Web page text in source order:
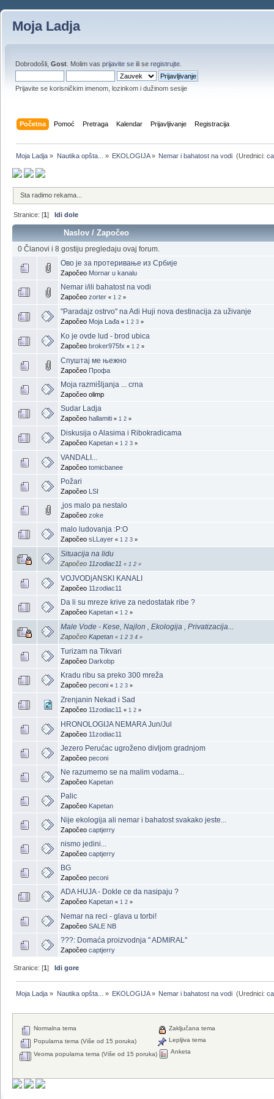
Moja Ladja
Dobrodošli, Gost . Molim vas prijavite se ili se registrujte
Prijavite se korisničkim imenom, lozinkom i dužinom sesije
Početna Pomoć Pretraga Kalendar Prijavljivanje Registracija
Moja Ladja » Nautika opšta... » EKOLOGIJA» Nemar i bahatost na vodi (Urednici:
Sta radimo rekama...
Stranice: [1]Idi dole
Naslov /Započeo
0 Članovi i 8 gostiju pregledaju ovaj forum.
Ово је за протеривање из Србије
Započeo Mornar u kanalu
Nemar i/ili bahatost na vodi
Započeo zorter « 1 2 »
"Paradajz ostrvo" na Adi Huji nova destinacija za uživanje
Započeo Moja Lađa « 1 2 3 »
Ko je ovde lud - brod ubica
Započeo broker975fx « 1 2 »
Спуштај ме њежно
Započeo Профа
Moja razmišljanja ... crna
Započeo olimp
Sudar Ladja
Započeo hallamiti « 1 2 »
Diskusija o Alasima i Ribokradicama
Započeo Kapetan « 1 2 3 »
VANDALI...
Započeo tomicbanee
Požari
Započeo LSI
‚jos malo pa nestalo
Započeo zoke
malo ludovanja :P:O
Započeo sLLayer « 1 2 3 »
Situacija na lidu
Započeo 11zodiac11 « 1 2 »
VOJVODjANSKI KANALI
Započeo 11zodiac11
Da li su mreze krive za nedostatak ribe ?
Započeo Kapetan « 1 2 »
Male Vode - Kese, Najlon , Ekologija , Privatizacija...
Započeo Kapetan « 1 2 3 4 »
Turizam na Tikvari
Započeo Darkobp
Kradu ribu sa preko 300 mreža
Započeo peconi « 1 2 3 »
Zrenjanin Nekad i Sad
Započeo 11zodiac11 « 1 2 »
HRONOLOGIJA NEMARA Jun/Jul
Započeo 11zodiac11
Jezero Perućac ugroženo divljom gradnjom
Započeo peconi
Ne razumemo se na malim vodama...
Započeo Kapetan
Palic
Započeo Kapetan
Nije ekologija ali nemar i bahatost svakako jeste...
Započeo captjerry
nismo jedini...
Započeo captjerry
BG
Započeo peconi
ADA HUJA - Dokle ce da nasipaju ?
Započeo Kapetan « 1 2 »
Nemar na reci - glava u torbi!
Započeo SALE NB
???: Domaća proizvodnja '' ADMIRAL''
Započeo captjerry
Stranice: [1]Idi gore
Moja Ladja » Nautika opšta... » EKOLOGIJA» Nemar i bahatost na vodi (Urednici:
Normalna tema
Popularna tema (Više od 15 poruka)
Veoma popularna tema (Više od 15 poruka)
Zaključana tema
Lepljiva tema
Anketa